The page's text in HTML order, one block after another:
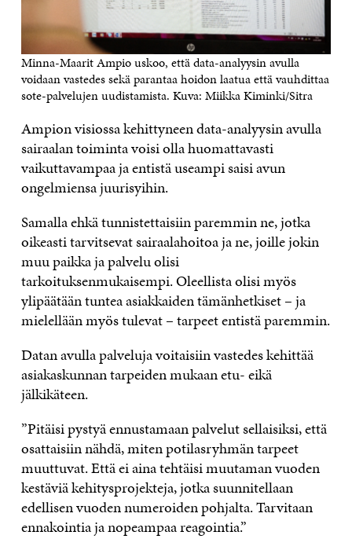
Minna-Maarit Ampio uskoo, että data-analyysin avulla
voidaan vastedes sekä parantaa hoidon laatua että vauhdittaa
sote-palvelujen uudistamista. Kuva: Miikka Kiminki/Sitra
Ampion visiossa kehittyneen data-analyysin avulla
sairaalan toiminta voisi olla huomattavasti
vaikuttavampaa ja entistä useampi saisi avun
ongelmiensa juurisyihin.
Samalla ehkä tunnistettaisiin paremmin ne, jotka
oikeasti tarvitsevat sairaalahoitoa ja ne, joille jokin
muu paikka ja palvelu olisi
tarkoituksenmukaisempi. Oleellista olisi myös
ylipäätään tuntea asiakkaiden tämänhetkiset – ja
mielellään myös tulevat – tarpeet entistä paremmin.
Datan avulla palveluja voitaisiin vastedes kehittää
asiakaskunnan tarpeiden mukaan etu- eikä
jälkikäteen.
”Pitäisi pystyä ennustamaan palvelut sellaisiksi, että
osattaisiin nähdä, miten potilasryhmän tarpeet
muuttuvat. Että ei aina tehtäisi muutaman vuoden
kestäviä kehitysprojekteja, jotka suunnitellaan
edellisen vuoden numeroiden pohjalta. Tarvitaan
ennakointia ja nopeampaa reagointia.”